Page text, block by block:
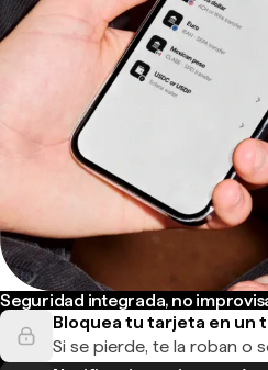
Seguridad integrada, no
Bloquea tu tarjeta en un
Si se pierde, te la roban o